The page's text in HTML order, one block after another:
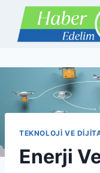
content
TEKNOLOJI VE
Enerji